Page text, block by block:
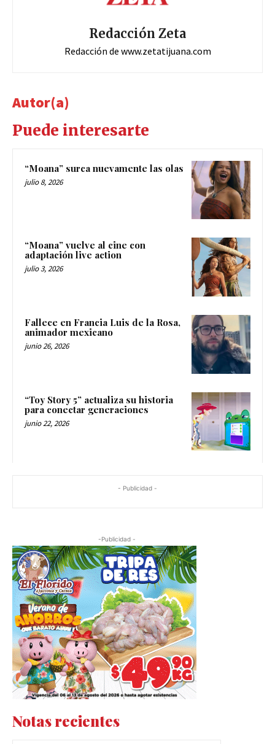
Redacción Zeta
Redacción de www.zetatijuana.com
Autor(a)
Puede interesarte
“Moana” surca nuevamente las olas
julio 8, 2026
“Moana” vuelve al cine con
adaptación live action
julio 3, 2026
Fallece en Francia Luis de la Rosa,
animador mexicano
junio 26, 2026
“Toy Story 5” actualiza su historia
para conectar generaciones
junio 22, 2026
- Publicidad -
-Publicidad -
Notas recientes